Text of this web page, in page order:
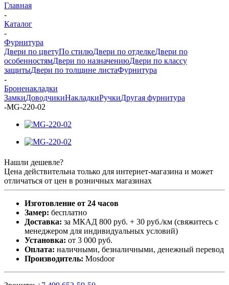
Главная
-
Каталог
-
Фурнитура
Двери по цветуПо стилюДвери по отделкеДвери по
особенностямДвери по назначениюДвери по классу
защитыДвери по толщине листаФурнитура
-
Броненакладки
ЗамкиДоводчикиНакладкиРучкиДругая фурнитура
-MG-220-02
Нашли дешевле?
Цена действительна только для интернет-магазина и может
отличаться от цен в розничных магазинах
Изготовление от 24 часов
Замер: бесплатно
Доставка: за МКАД 800 руб. + 30 руб./км (свяжитесь с
менеджером для индивидуальных условий)
Установка: от 3 000 руб.
Оплата: наличными, безналичными, денежный перевод
Производитель: Mosdoor